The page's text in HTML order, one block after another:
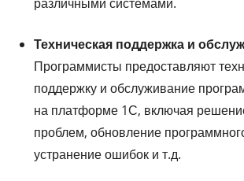
Техническая поддержка и
Программисты предоставляют
поддержку и обслуживание
на платформе 1С, включая
проблем, обновление
устранение ошибок и т.д.